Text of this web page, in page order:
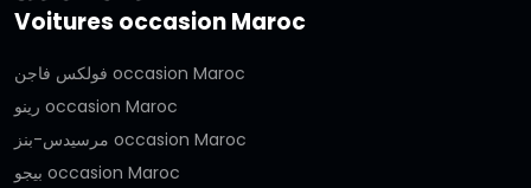
Voitures occasion Maroc
فولكس فاجن occasion Maroc
رينو occasion Maroc
مرسيدس-بنز occasion Maroc
بيجو occasion Maroc